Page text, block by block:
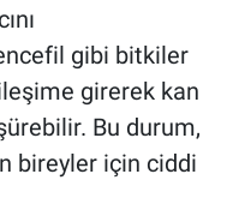
gibi bitkiler
girerek kan
Bu durum,
bireyler için ciddi